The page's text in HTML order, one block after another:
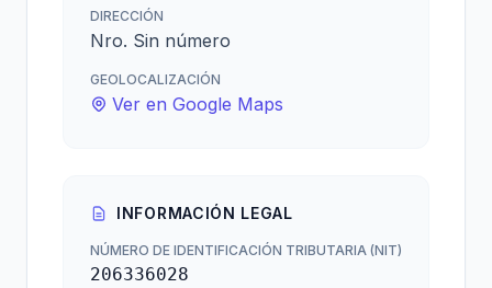
DIRECCIÓN
Nro. Sin número
GEOLOCALIZACIÓN
Ver en Google Maps
INFORMACIÓN LEGAL
NÚMERO DE IDENTIFICACIÓN TRIBUTARIA (NIT)
206336028